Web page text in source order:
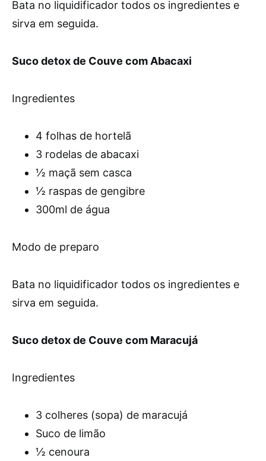
Bata no liquidificador todos os ingredientes e
sirva em seguida.
Suco detox de Couve com Abacaxi
Ingredientes
4 folhas de hortelã
3 rodelas de abacaxi
½ maçã sem casca
½ raspas de gengibre
300ml de água
Modo de preparo
Bata no liquidificador todos os ingredientes e
sirva em seguida.
Suco detox de Couve com Maracujá
Ingredientes
3 colheres (sopa) de maracujá
Suco de limão
½ cenoura